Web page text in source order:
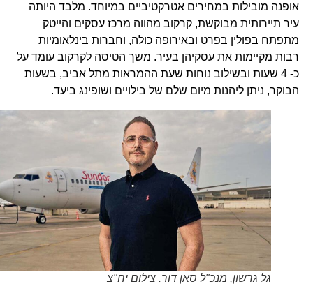
אופנה מובילות במחירים אטרקטיביים במיוחד. מלבד היותה
עיר תיירותית מבוקשת, קרקוב מהווה מרכז עסקים והייטק
מתפתח בפולין בפרט ובאירופה כולה, וחברות בינלאומיות
רבות מקיימות את עסקיהן בעיר. משך הטיסה לקרקוב עומד על
כ- 4 שעות ובשילוב נוחות שעת ההמראות מתל אביב, בשעות
הבוקר, ניתן ליהנות מיום שלם של בילויים ושופינג ביעד.
גל גרשון, מנכ"ל סאן דור. צילום יח"צ